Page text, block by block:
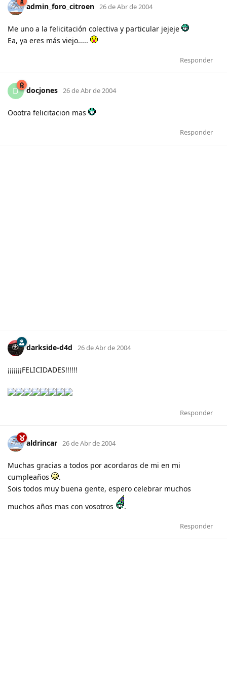
admin_foro_citroen 26 de Abr de 2004
Me uno a la felicitación colectiva y particular jejeje
Ea, ya eres más viejo.....
Responder
D docjones 26 de Abr de 2004
Oootra felicitacion mas
Responder
darkside-d4d 26 de Abr de 2004
¡¡¡¡¡¡¡FELICIDADES!!!!!!
Responder
aldrincar 26 de Abr de 2004
Muchas gracias a todos por acordaros de mi en mi
cumpleaños
.
Sois todos muy buena gente, espero celebrar muchos
muchos años mas con vosotros
.
Responder